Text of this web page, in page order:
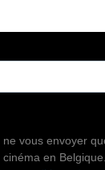
vous envoyer
en Belgique.